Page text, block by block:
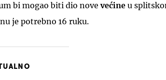
bi mogao biti dio novevećine u
je potrebno 16 ruku.